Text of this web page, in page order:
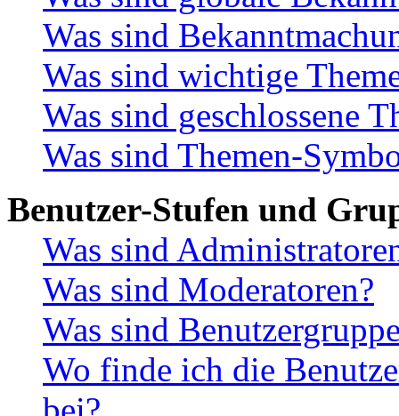
Was sind
Was sind wichtige
Was sind geschlossene
Was sind Themen-
Benutzer-Stufen und
Was sind
Was sind Moderatoren?
Was sind
Wo finde ich die